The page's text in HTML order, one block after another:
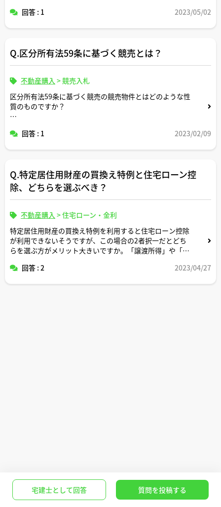
回答 : 1 2023/05/02
Q.区分所有法59条に基づく競売とは？
不動産購入 >競売入札
区分所有法59条に基づく競売の競売物件とはどのような性
質のものですか？
か？回答 : 1 2023/02/09
Q.特定居住用財産の買換え特例と住宅ローン控
除、どちらを選ぶべき？
不動産購入 >住宅ローン・金利
特定居住用財産の買換え特例を利用すると住宅ローン控除
が利用できないそうですが、この場合の2者択一だとどち
らを選ぶ方がメリット大きいですか。「譲渡所得」や「ロ
るので、①特定居住用財産の買換え特例を利用する方がメ
回答 : 2 2023/04/27
宅建士として回答 質問を投稿する